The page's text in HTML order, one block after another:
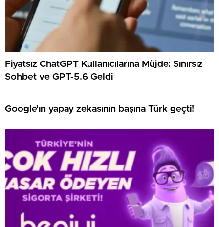
Fiyatsız ChatGPT Kullanıcılarına Müjde: Sınırsız
Sohbet ve GPT-5.6 Geldi
Google’ın yapay zekasının başına Türk geçti!